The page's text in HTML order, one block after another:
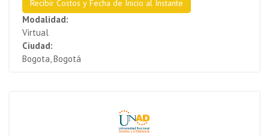
Recibir Costos y Fecha de Inicio al Instante
Modalidad:
Virtual
Ciudad:
Bogota, Bogotá